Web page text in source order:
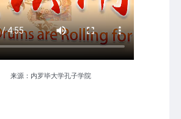
来源：内罗毕大学孔子学院